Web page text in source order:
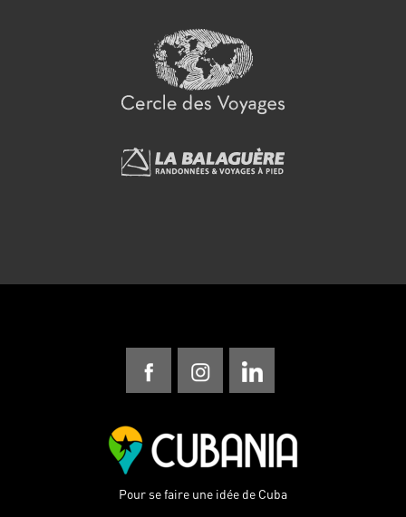
Pour se faire une idée de Cuba